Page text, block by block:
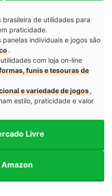
brasileira de utilidades para
praticidade.
individuais e jogos são
.
com loja on-line
funis e tesouras de
e variedade de jogos,
estilo, praticidade e valor
Livre